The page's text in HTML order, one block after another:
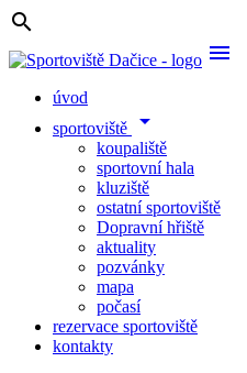
search
menu
úvod
sportoviště
arrow_drop_down
koupaliště
sportovní hala
kluziště
ostatní sportoviště
Dopravní hřiště
aktuality
pozvánky
mapa
počasí
rezervace sportoviště
kontakty